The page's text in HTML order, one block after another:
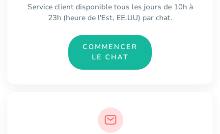
Service client disponible tous les jours de 10h à
23h (heure de l'Est, EE.UU) par chat.
COMMENCER
LE CHAT